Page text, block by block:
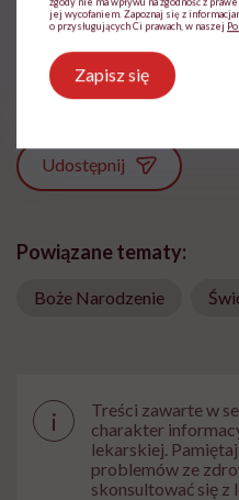
Zobacz profil
Udostępnij
Powiązane tematy:
Boże Narodzenie
i
Treści zawarte w
charakter
lekarskiej.
problemów ze
skonsultować się z
jej wycofaniem. Zapoznaj się z
o przysługujących Ci prawach, w naszej
Zapisz się